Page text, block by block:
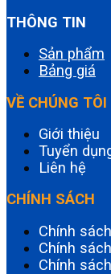
THÔNG TIN
Sản phẩm
Bảng giá
VỀ CHÚNG TÔI
Giới thiệu
Tuyển
Liên hệ
CHÍNH SÁCH
Chính
Chính
Chính